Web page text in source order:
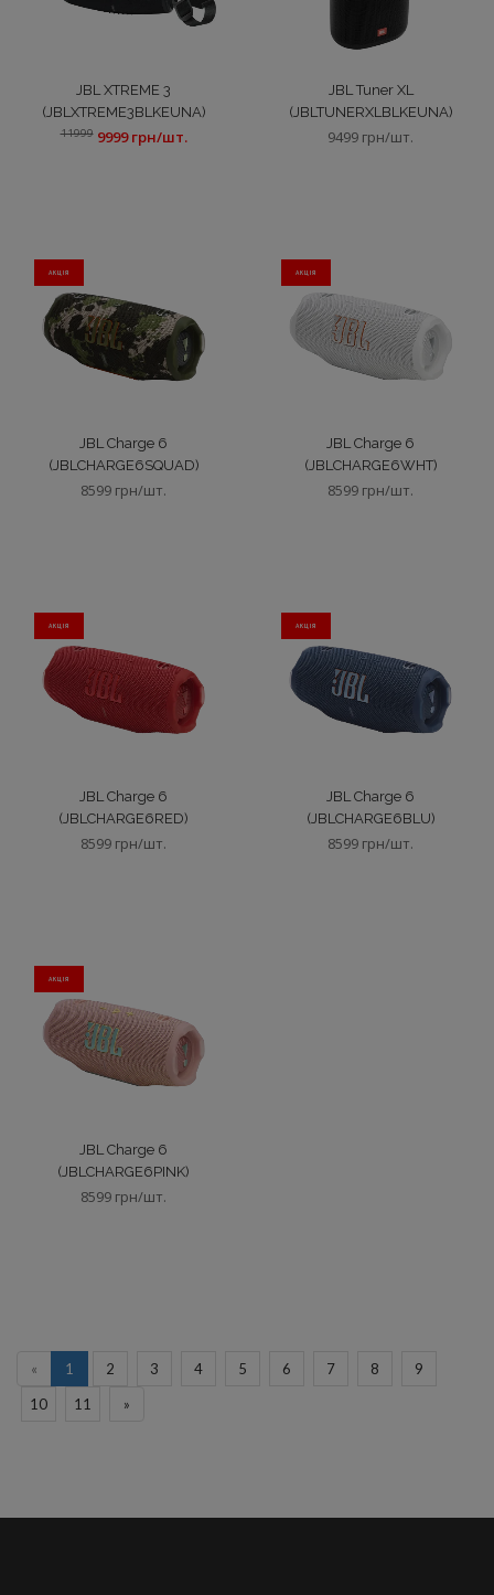
JBL XTREME 3
(JBLXTREME3BLKEUNA)
119999999 грн/шт.
JBL Tuner XL
(JBLTUNERXLBLKEUNA)
9499 грн/шт.
АКЦIЯ
JBL Charge 6
(JBLCHARGE6SQUAD)
8599 грн/шт.
АКЦIЯ
JBL Charge 6
(JBLCHARGE6WHT)
8599 грн/шт.
АКЦIЯ
JBL Charge 6
(JBLCHARGE6RED)
8599 грн/шт.
АКЦIЯ
JBL Charge 6
(JBLCHARGE6BLU)
8599 грн/шт.
АКЦIЯ
JBL Charge 6
(JBLCHARGE6PINK)
8599 грн/шт.
« 1 2 3 4 5 6 7 8
9
10
11 »